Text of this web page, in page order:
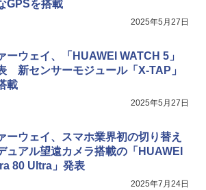
GPSを搭載
2025年5月27日
ーウェイ、「HUAWEI WATCH 5」
新センサーモジュール「X-TAP」
載
2025年5月27日
ーウェイ、スマホ業界初の切り替え
ュアル望遠カメラ搭載の「HUAWEI
80 Ultra」発表
2025年7月24日